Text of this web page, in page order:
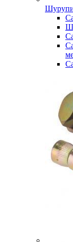
Шурупи